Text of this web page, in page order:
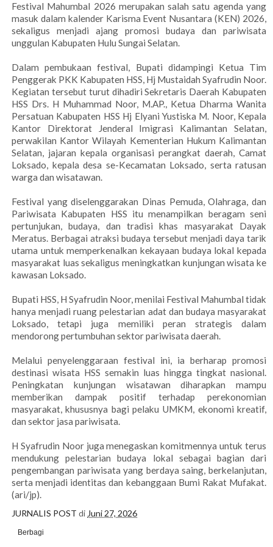
Festival Mahumbal 2026 merupakan salah satu agenda yang
masuk dalam kalender Karisma Event Nusantara (KEN) 2026,
sekaligus menjadi ajang promosi budaya dan pariwisata
unggulan Kabupaten Hulu Sungai Selatan.
Dalam pembukaan festival, Bupati didampingi Ketua Tim
Penggerak PKK Kabupaten HSS, Hj Mustaidah Syafrudin Noor.
Kegiatan tersebut turut dihadiri Sekretaris Daerah Kabupaten
HSS Drs. H Muhammad Noor, M.AP., Ketua Dharma Wanita
Persatuan Kabupaten HSS Hj Elyani Yustiska M. Noor, Kepala
Kantor Direktorat Jenderal Imigrasi Kalimantan Selatan,
perwakilan Kantor Wilayah Kementerian Hukum Kalimantan
Selatan, jajaran kepala organisasi perangkat daerah, Camat
Loksado, kepala desa se-Kecamatan Loksado, serta ratusan
warga dan wisatawan.
Festival yang diselenggarakan Dinas Pemuda, Olahraga, dan
Pariwisata Kabupaten HSS itu menampilkan beragam seni
pertunjukan, budaya, dan tradisi khas masyarakat Dayak
Meratus. Berbagai atraksi budaya tersebut menjadi daya tarik
utama untuk memperkenalkan kekayaan budaya lokal kepada
masyarakat luas sekaligus meningkatkan kunjungan wisata ke
kawasan Loksado.
Bupati HSS, H Syafrudin Noor, menilai Festival Mahumbal tidak
hanya menjadi ruang pelestarian adat dan budaya masyarakat
Loksado, tetapi juga memiliki peran strategis dalam
mendorong pertumbuhan sektor pariwisata daerah.
Melalui penyelenggaraan festival ini, ia berharap promosi
destinasi wisata HSS semakin luas hingga tingkat nasional.
Peningkatan kunjungan wisatawan diharapkan mampu
memberikan dampak positif terhadap perekonomian
masyarakat, khususnya bagi pelaku UMKM, ekonomi kreatif,
dan sektor jasa pariwisata.
H Syafrudin Noor juga menegaskan komitmennya untuk terus
mendukung pelestarian budaya lokal sebagai bagian dari
pengembangan pariwisata yang berdaya saing, berkelanjutan,
serta menjadi identitas dan kebanggaan Bumi Rakat Mufakat.
(ari/jp).
JURNALIS POST di Juni 27, 2026
Berbagi